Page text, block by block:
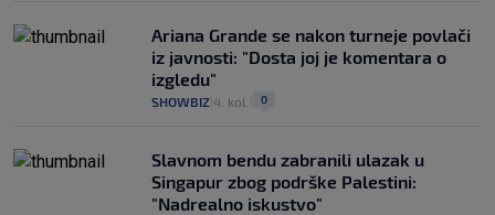
Ariana Grande se nakon turneje povlači
iz javnosti: "Dosta joj je komentara o
izgledu"
SHOWBIZ 4. kol. 0
Slavnom bendu zabranili ulazak u
Singapur zbog podrške Palestini:
"Nadrealno iskustvo"